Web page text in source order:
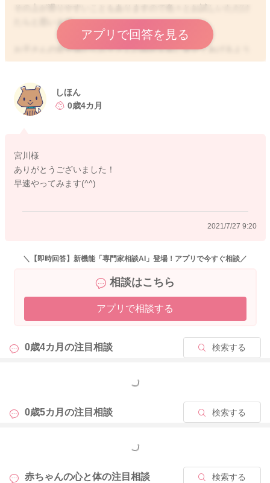
たらと思います。
お子さんの背中側からお子さんの両肘を前に寄せてあげるよう
にするといいと思いますよ。そうすると目の前に手が揃うよう
変わってくると思います。
よかったら参考になさってみてください。
どうぞよろしくおねがいします。
アプリで回答を見る
しほん
0歳4カ月
宮川様
ありがとうございました！
早速やってみます(^^)
2021/7/27 9:20
＼【即時回答】新機能「専門家相談AI」登場！アプリで今すぐ相談／
相談はこちら
アプリで相談する
0歳4カ月の注目相談 検索する
もっと見る
0歳5カ月の注目相談 検索する
もっと見る
赤ちゃんの心と体の注目相談 検索する